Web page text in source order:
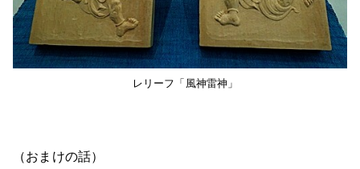
レリーフ「風神雷神」
（おまけの話）